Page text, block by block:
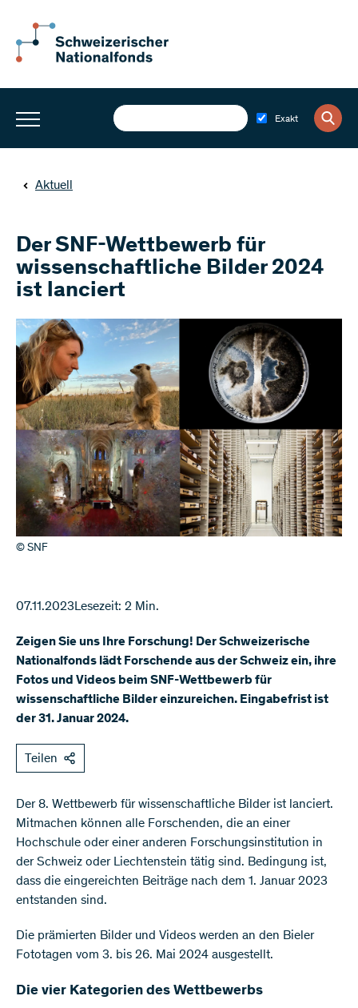
Exakt
Aktuell
Der SNF-Wettbewerb für
wissenschaftliche Bilder 2024
ist lanciert
© SNF
07.11.2023Lesezeit: 2 Min.
Zeigen Sie uns Ihre Forschung! Der Schweizerische
Nationalfonds lädt Forschende aus der Schweiz ein, ihre
Fotos und Videos beim SNF-Wettbewerb für
wissenschaftliche Bilder einzureichen. Eingabefrist ist
der 31. Januar 2024.
Teilen
Der 8. Wettbewerb für wissenschaftliche Bilder ist lanciert.
Mitmachen können alle Forschenden, die an einer
Hochschule oder einer anderen Forschungsinstitution in
der Schweiz oder Liechtenstein tätig sind. Bedingung ist,
dass die eingereichten Beiträge nach dem 1. Januar 2023
entstanden sind.
Die prämierten Bilder und Videos werden an den Bieler
Fototagen vom 3. bis 26. Mai 2024 ausgestellt.
Die vier Kategorien des Wettbewerbs